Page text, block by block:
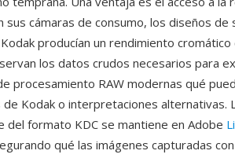
cámaras de consumo, los diseños de
producían un rendimiento
los datos crudos necesarios para
procesamiento RAW modernas qué
Kodak o interpretaciones alternativas.
formato KDC se mantiene en Adobe
qué las imágenes capturadas